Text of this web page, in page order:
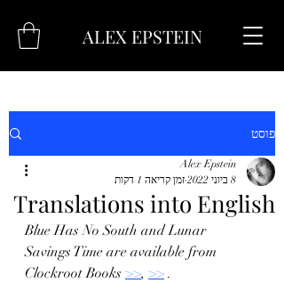
ALEX EPSTEIN
פוסט
Translations into English
Alex Epstein
8 ביוני 2022
זמן קריאה 1 דקות
Blue Has No South and Lunar
Savings Time are available from
Clockroot Books >>, >> .